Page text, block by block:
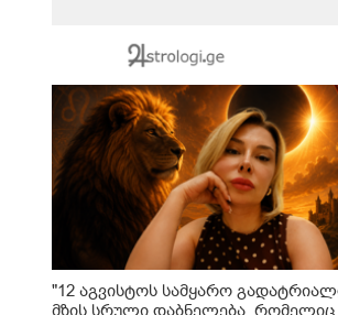
"12 აგვისტოს სამყარო
მზის სრული დაბნელება, რომელიც